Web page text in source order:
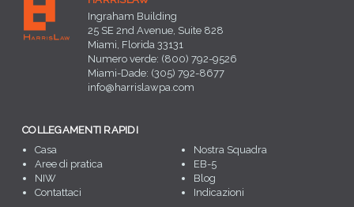
Ingraham Building
25 SE 2nd Avenue, Suite 828
Miami, Florida 33131
Numero verde: (800) 792-9526
Miami-Dade: (305) 792-8677
info@harrislawpa.com
COLLEGAMENTI RAPIDI
Casa
Nostra Squadra
Aree di pratica
EB-5
NIW
Blog
Contattaci
Indicazioni